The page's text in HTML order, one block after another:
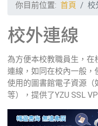
你目前位置: 首頁 校
校外連線
為方便本校教職員生，
連線，如同在校內一般
使用的圖書館電子資源
等），提供了YZU SSL